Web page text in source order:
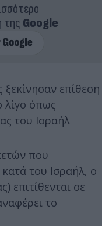
της Google
ξεκίνησαν επίθεση
λίγο όπως
του Ισραήλ
που
του Ισραήλ, ο
επιτίθενται σε
το